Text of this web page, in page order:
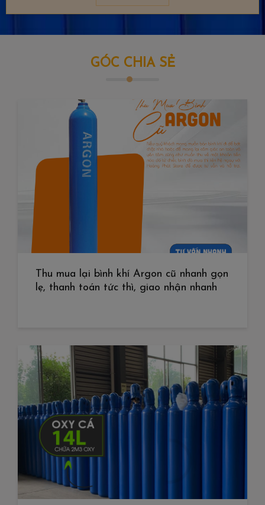
GÓC CHIA SẺ
Thu mua lại bình khí Argon cũ nhanh gọn
lẹ, thanh toán tức thì, giao nhận nhanh